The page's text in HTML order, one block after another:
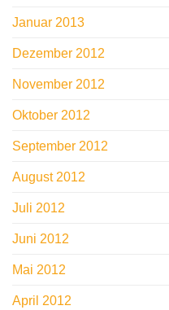
Januar 2013
Dezember 2012
November 2012
Oktober 2012
September 2012
August 2012
Juli 2012
Juni 2012
Mai 2012
April 2012